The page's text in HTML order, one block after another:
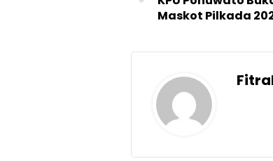
Maskot Pilkada